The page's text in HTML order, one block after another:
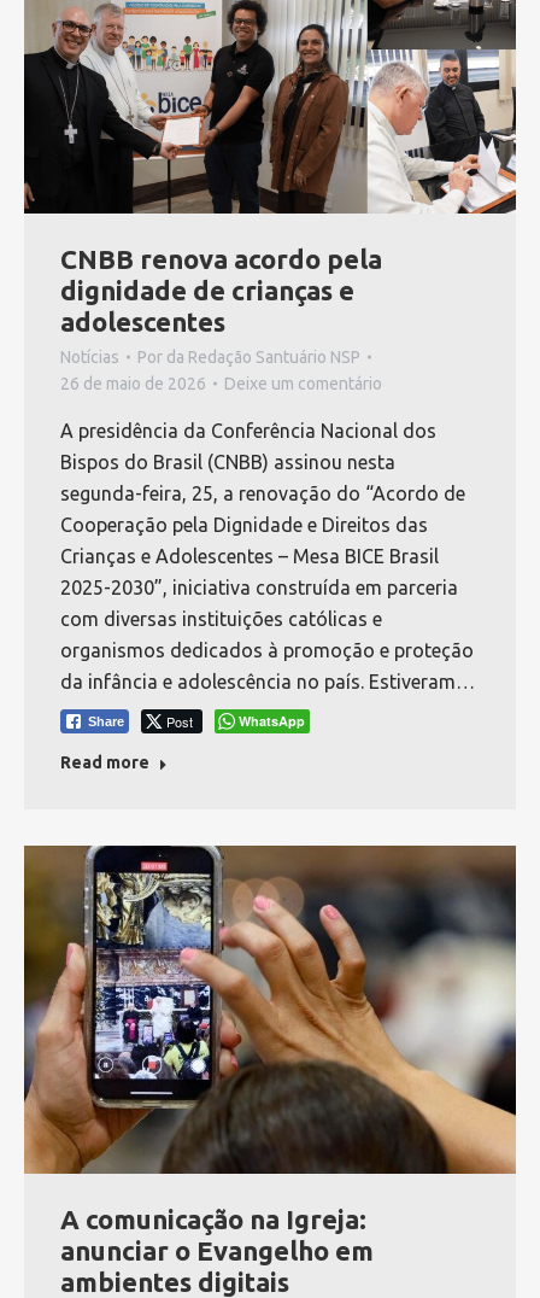
CNBB renova acordo pela
dignidade de crianças e
adolescentes
Notícias Por da Redação Santuário NSP
26 de maio de 2026
Deixe um comentário
A presidência da Conferência Nacional dos
Bispos do Brasil (CNBB) assinou nesta
segunda-feira, 25, a renovação do “Acordo de
Cooperação pela Dignidade e Direitos das
Crianças e Adolescentes – Mesa BICE Brasil
2025-2030”, iniciativa construída em parceria
com diversas instituições católicas e
organismos dedicados à promoção e proteção
da infância e adolescência no país. Estiveram…
Share Post WhatsApp
Read more
A comunicação na Igreja:
anunciar o Evangelho em
ambientes digitais